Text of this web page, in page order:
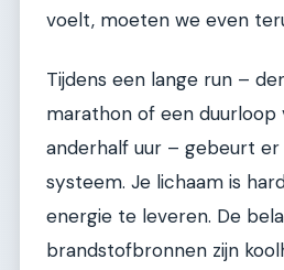
voelt, moeten we even
Tijdens een lange run –
marathon of een duurloop
anderhalf uur – gebeurt er
systeem. Je lichaam is
energie te leveren. De
brandstofbronnen zijn